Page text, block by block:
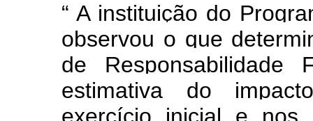
“ A instituição do
observou o que
de
estimativa do